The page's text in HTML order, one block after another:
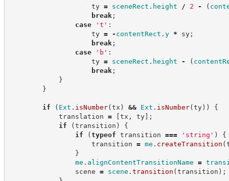
ty = sceneRect . height / 2 - (
break ;
case
' t ' :
ty = - contentRect . y * sy;
break ;
case
' b ' :
ty = sceneRect . height - (
break ;
}
}
if ( Ext . isNumber(tx ) && Ext . isNumber(ty) )
{
translation = [tx , ty] ;
if
(transition )
{
if
(typeof transition === ' string ' )
{
transition = me . createTransition (
}
me . alignContentTransitionName =
scene = scene . transition (transition ) ;